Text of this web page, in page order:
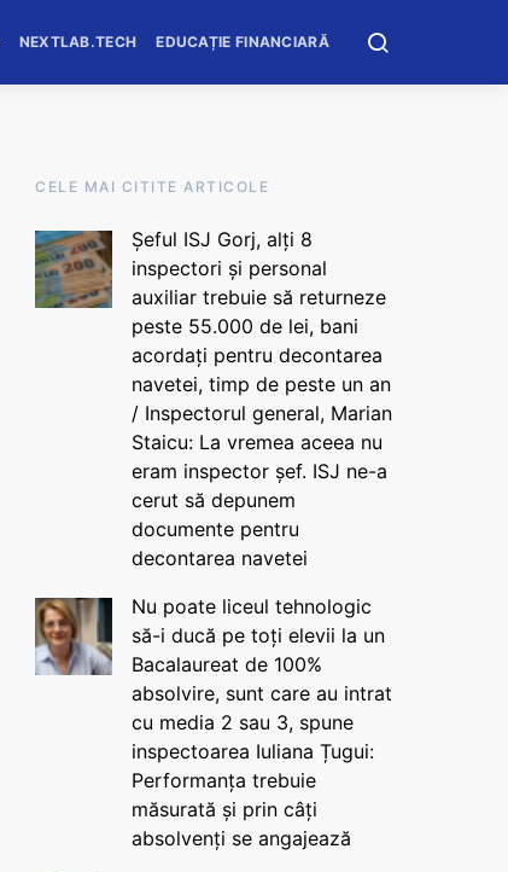
NEXTLAB.TECH EDUCAȚIE FINANCIARĂ
CELE MAI CITITE ARTICOLE
Șeful ISJ Gorj, alți 8
inspectori și personal
auxiliar trebuie să returneze
peste 55.000 de lei, bani
acordați pentru decontarea
navetei, timp de peste un an
/ Inspectorul general, Marian
Staicu: La vremea aceea nu
eram inspector șef. ISJ ne-a
cerut să depunem
documente pentru
decontarea navetei
Nu poate liceul tehnologic
să-i ducă pe toți elevii la un
Bacalaureat de 100%
absolvire, sunt care au intrat
cu media 2 sau 3, spune
inspectoarea Iuliana Țugui:
Performanța trebuie
măsurată și prin câți
absolvenți se angajează